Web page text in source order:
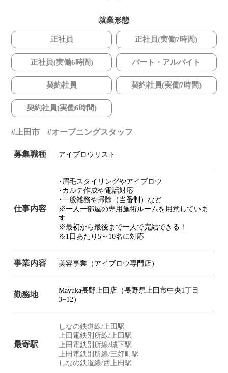
就業形態
正社員 正社員(実働7時間)
正社員(実働6時間) パート・アルバイト
契約社員 契約社員(実働7時間)
契約社員(実働6時間)
上田市 オープニングスタッフ
募集職種 アイブロウリスト
仕事内容
･眉毛スタイリングやアイブロウ
･カルテ作成や電話対応
･一般雑務や掃除（当番制）など
※一人一部屋の専用施術ルームを用意していま
す
※最初から最後まで一人で完結できる！
※1日あたり5～10名に対応
事業内容 美容事業（アイブロウ専門店）
勤務地
Mayuka長野上田店（長野県上田市中央1丁目
3−12）
最寄駅
しなの鉄道線/上田駅
上田電鉄別所線/上田駅
上田電鉄別所線/城下駅
上田電鉄別所線/三好町駅
しなの鉄道線/西上田駅